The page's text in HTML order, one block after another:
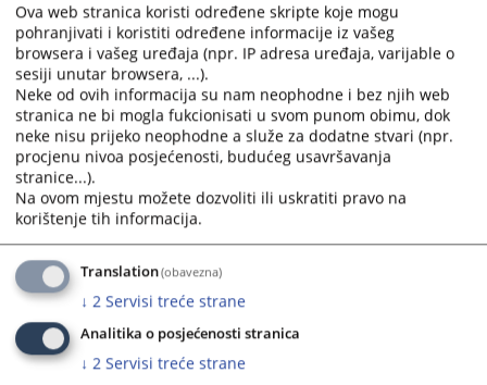
Verifications and Transcriptions
Land Registry
Mail Admission
Insight into Case Files
Appealing Court Decisions
Mediation
Documents
Land Registry Office
Court Registry
Court Police
Court Documents
Case flow
Founding of the Court
Uposlenici i uposlenice suda
Predsjednica suda
Sudije i sutkinje suda
Dodatne sudije i sutkinje suda
Stručni saradnici i saradnice
Službenici i službenice te namještenici i
namještenice suda
Ova web stranica koristi određene skripte koje mogu
pohranjivati i koristiti određene informacije iz vašeg
browsera i vašeg uređaja (npr. IP adresa uređaja, varijable o
sesiji unutar browsera, ...).
Neke od ovih informacija su nam neophodne i bez njih web
stranica ne bi mogla fukcionisati u svom punom obimu, dok
neke nisu prijeko neophodne a služe za dodatne stvari (npr.
procjenu nivoa posjećenosti, budućeg usavršavanja
stranice...).
Na ovom mjestu možete dozvoliti ili uskratiti pravo na
korištenje tih informacija.
Translation(obavezna)
↓ 2 Servisi treće strane
Analitika o posjećenosti stranica
↓ 2 Servisi treće strane